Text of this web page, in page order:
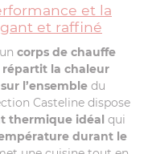
et la
et raffiné
corps de chauffe
répartit la chaleur
l’ensemble du
Casteline dispose
thermique idéal qui
durant le